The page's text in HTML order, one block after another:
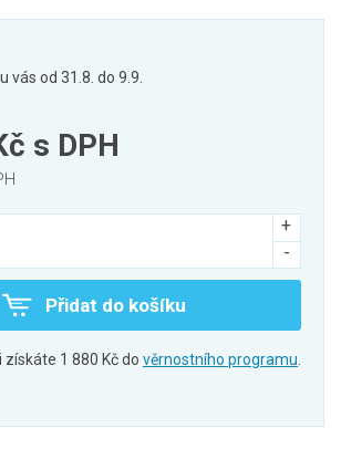
u vás od 31.8. do 9.9.
s DPH
Přidat do košíku
získáte 1 880 Kč do věrnostního programu